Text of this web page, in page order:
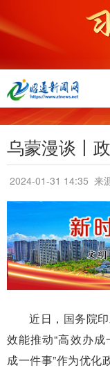
乌蒙漫谈丨
2024-01-31 14:35 来
近日，国务院
效能推动“高效办
成一件事”作为优化